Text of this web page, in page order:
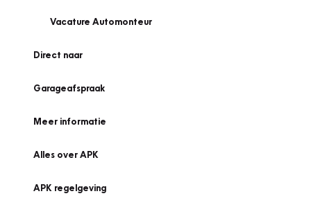
Vacature Automonteur
Direct naar
Garageafspraak
Meer informatie
Alles over APK
APK regelgeving